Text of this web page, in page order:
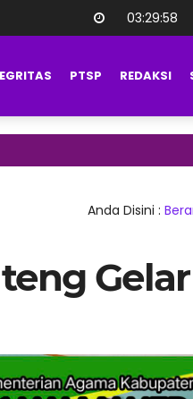
03:29:59
PTSP REDAKSI
Anda Disini :